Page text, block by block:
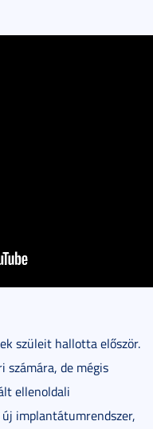
szüleit hallotta először.
számára, de mégis
ellenoldali
implantátumrendszer,